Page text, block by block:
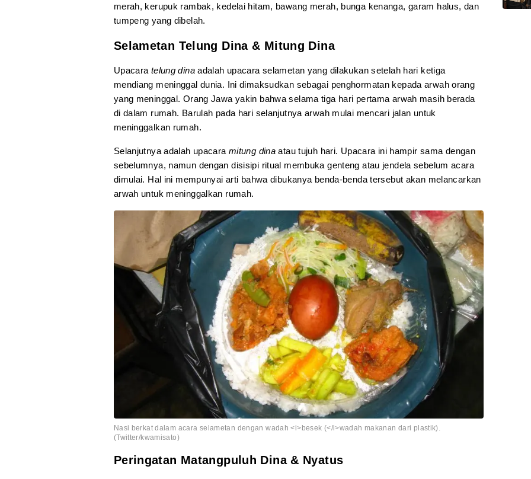
merah, kerupuk rambak, kedelai hitam, bawang merah, bunga kenanga, garam halus, dan
tumpeng yang dibelah.
Selametan Telung Dina & Mitung Dina
Upacara telung dinaadalah upacara selametan yang dilakukan setelah hari ketiga
mendiang meninggal dunia. Ini dimaksudkan sebagai penghormatan kepada arwah orang
yang meninggal. Orang Jawa yakin bahwa selama tiga hari pertama arwah masih berada
di dalam rumah. Barulah pada hari selanjutnya arwah mulai mencari jalan untuk
meninggalkan rumah.
Selanjutnya adalah upacara mitung dina atau tujuh hari. Upacara ini hampir sama dengan
sebelumnya, namun dengan disisipi ritual membuka genteng atau jendela sebelum acara
dimulai. Hal ini mempunyai arti bahwa dibukanya benda-benda tersebut akan melancarkan
arwah untuk meninggalkan rumah.
Nasi berkat dalam acara selametan dengan wadah <i>besek (</i>wadah makanan dari plastik).
(Twitter/kwamisato)
Peringatan Matangpuluh Dina & Nyatus